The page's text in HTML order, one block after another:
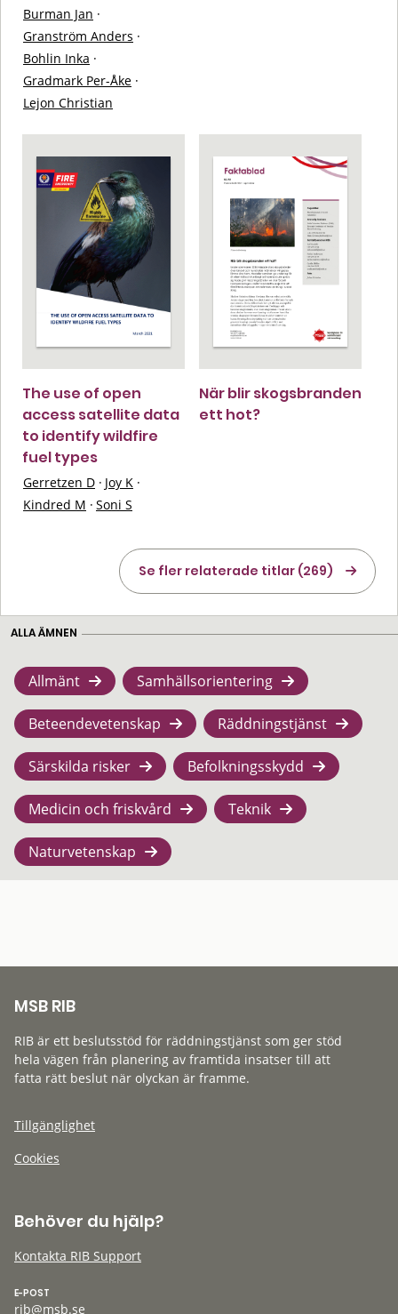
Burman Jan ·
Granström Anders ·
Bohlin Inka ·
Gradmark Per-Åke ·
Lejon Christian
The use of open
access satellite data
to identify wildfire
fuel types
Gerretzen D · Joy K ·
Kindred M · Soni S
När blir skogsbranden
ett hot?
Se fler relaterade titlar (269)
ALLA ÄMNEN
Allmänt Samhällsorientering
Beteendevetenskap Räddningstjänst
Särskilda risker Befolkningsskydd
Medicin och friskvård Teknik
Naturvetenskap
MSB RIB
RIB är ett beslutsstöd för räddningstjänst som ger stöd
hela vägen från planering av framtida insatser till att
fatta rätt beslut när olyckan är framme.
Tillgänglighet
Cookies
Behöver du hjälp?
Kontakta RIB Support
E-POST
rib@msb.se